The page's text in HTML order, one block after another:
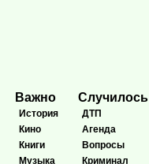
Важно
История
Кино
Книги
Музыка
Случилось
ДТП
Агенда
Вопросы
Криминал